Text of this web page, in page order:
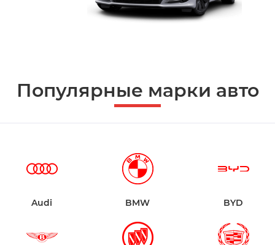
Популярные марки авто
Audi BMW BYD